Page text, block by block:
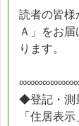
読者の皆様
Ａ」をお
ります。
◆登記・測
「住居表示